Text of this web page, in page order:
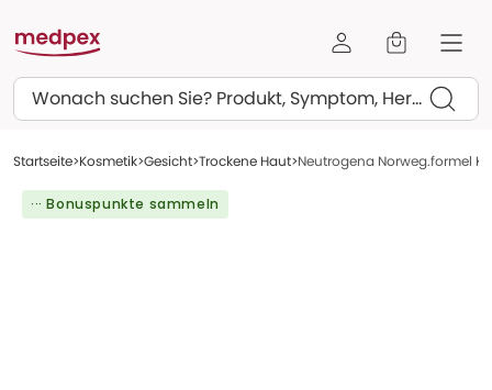
Suchen
Startseite Kosmetik Gesicht Trockene Haut Neutrogena Norweg.formel
··· Bonuspunkte sammeln